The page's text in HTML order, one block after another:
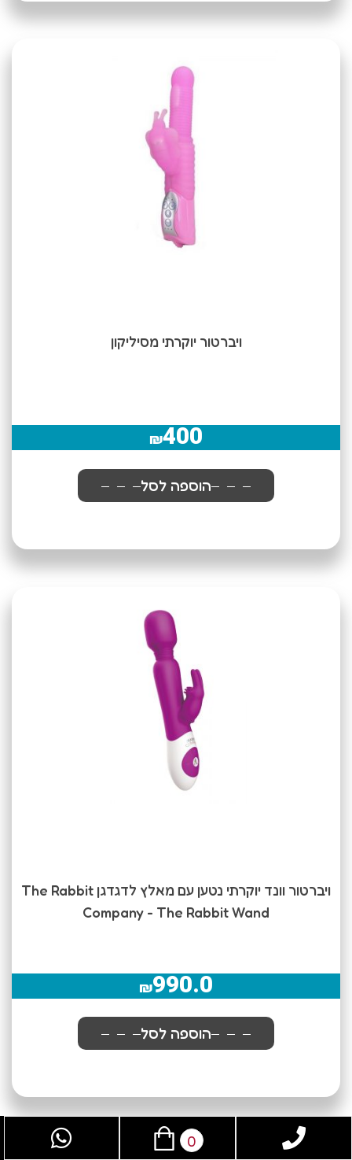
ויברטור יוקרתי מסיליקון
₪400
הוספה לסל
ויברטור וונד יוקרתי נטען עם מאלץ לדגדגן The Rabbit
Company - The Rabbit Wand
₪990.0
הוספה לסל
0